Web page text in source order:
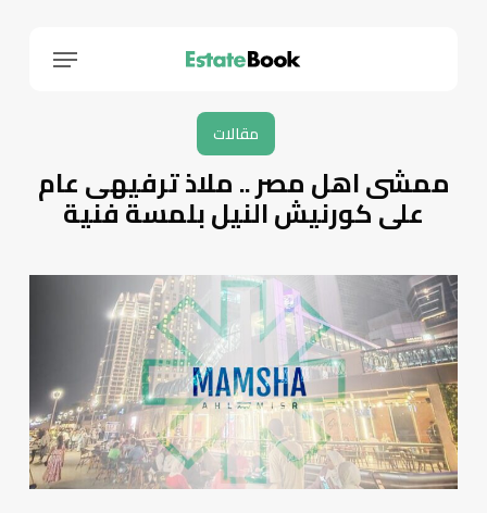
Menu
مقالات
ممشى اهل مصر .. ملاذ ترفيهى عام
على كورنيش النيل بلمسة فنية